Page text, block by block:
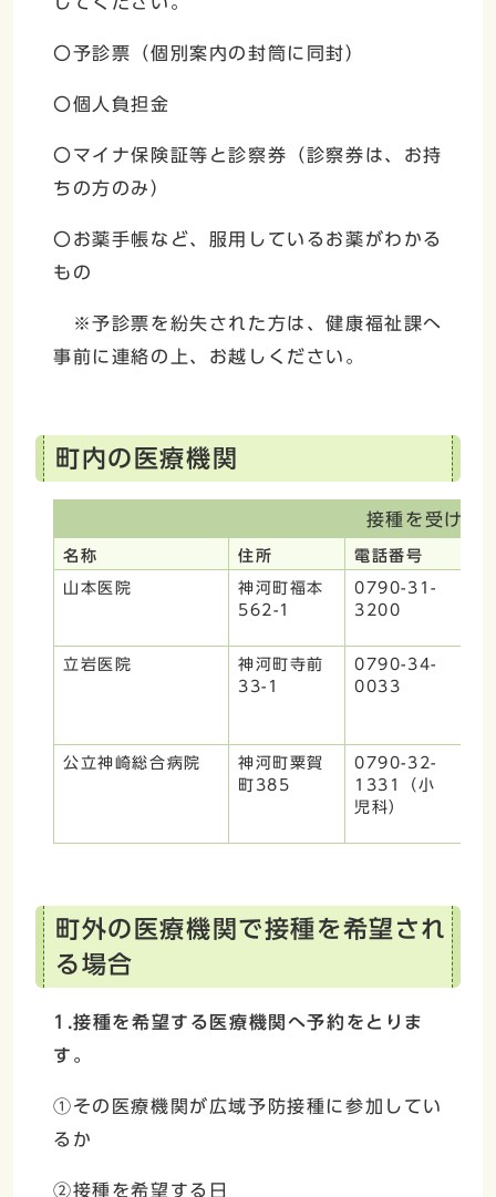
〇予診票（個別案内の封筒に同封）
〇個人負担金
〇マイナ保険証等と診察券（診察券は、お持
ちの方のみ）
〇お薬手帳など、服用しているお薬がわかる
もの
※予診票を紛失された方は、健康福祉課へ
事前に連絡の上、お越しください。
町内の医療機関
接種を受けら
名称 住所 電話番号
山本医院
神河町福本
562-1
0790-31-
3200
立岩医院
神河町寺前
33-1
0790-34-
0033
公立神崎総合病院
神河町粟賀
町385
0790-32-
1331（小
児科）
町外の医療機関で接種を希望され
る場合
1.接種を希望する医療機関へ予約をとりま
す。
①その医療機関が広域予防接種に参加してい
るか
②接種を希望する日